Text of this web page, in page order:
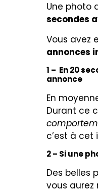
Une photo
secondes
Vous avez
annonces
1 – En 20
annonce
En
Durant ce
c’est à
2 – Si une
Des belles
vous aurez